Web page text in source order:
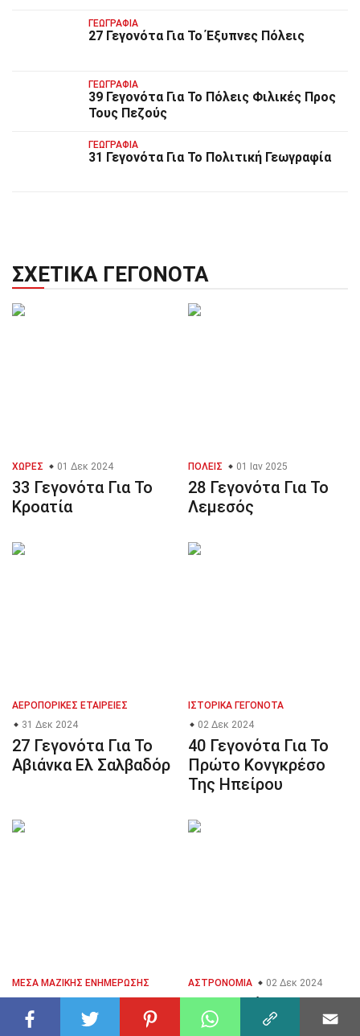
ΓΕΩΓΡΑΦΊΑ
27 Γεγονότα Για Το Έξυπνες Πόλεις
ΓΕΩΓΡΑΦΊΑ
39 Γεγονότα Για Το Πόλεις Φιλικές Προς
Τους Πεζούς
ΓΕΩΓΡΑΦΊΑ
31 Γεγονότα Για Το Πολιτική Γεωγραφία
ΣΧΕΤΙΚΆ ΓΕΓΟΝΌΤΑ
ΧΏΡΕΣ 01 Δεκ 2024
33 Γεγονότα Για Το
Κροατία
ΠΌΛΕΙΣ 01 Ιαν 2025
28 Γεγονότα Για Το
Λεμεσός
ΑΕΡΟΠΟΡΙΚΈΣ ΕΤΑΙΡΕΊΕΣ
31 Δεκ 2024
27 Γεγονότα Για Το
Αβιάνκα Ελ Σαλβαδόρ
ΙΣΤΟΡΙΚΆ ΓΕΓΟΝΌΤΑ
02 Δεκ 2024
40 Γεγονότα Για Το
Πρώτο Κονγκρέσο
Της Ηπείρου
ΜΈΣΑ ΜΑΖΙΚΉΣ ΕΝΗΜΈΡΩΣΗΣ
26 Γεγονότα Για Το
ΑΣΤΡΟΝΟΜΊΑ 02 Δεκ 2024
40 Γεγονότα Για Το
Πλανήτες